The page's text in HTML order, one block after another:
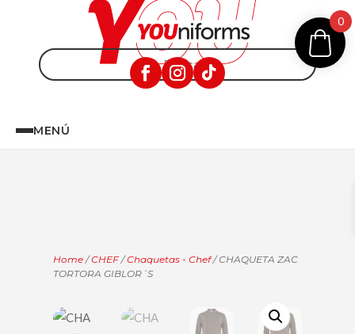
MENÚ
Home /CHEF /Chaquetas - Chef/ CHAQUETA ZAC
TORTORA GIBLOR´S
0